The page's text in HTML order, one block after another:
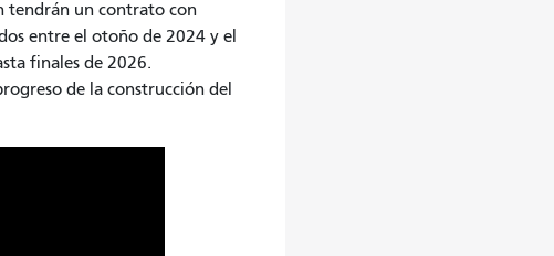
tendrán un contrato con
entre el otoño de 2024 y el
finales de 2026.
de la construcción del